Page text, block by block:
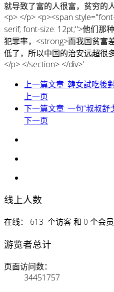
就导致了富的人很富，贫穷的
<p> </p> <p><span
serif; font-size: 12pt;">他们那
犯罪率，<strong>而我国贫富
低了，所以中国的治安远超很
</p> </section> </div>'
上一篇文章: 韓女試吃後
上一页
下一篇文章: 一句“叔叔
下一页
线上人数
在线： 613 个访客 和 0 个会员
游览者总计
页面访问数：
34451757